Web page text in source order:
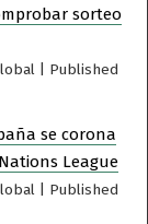
sorteo
Published
se corona
League
Published